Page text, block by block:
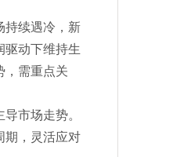
持续遇冷，新
驱动下维持生
，需重点关
市场走势。
期，灵活应对